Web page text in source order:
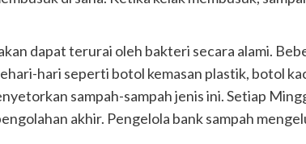
dapat terurai oleh bakteri secara alami.
hari seperti botol kemasan plastik, botol
sampah-sampah jenis ini. Setiap
akhir. Pengelola bank sampah